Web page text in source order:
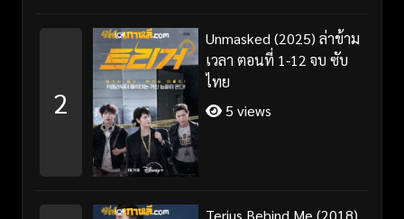
2
Unmasked (2025) ล่าข้าม
เวลา ตอนที่ 1-12 จบ ซับ
ไทย
5 views
Terius Behind Me (2018)